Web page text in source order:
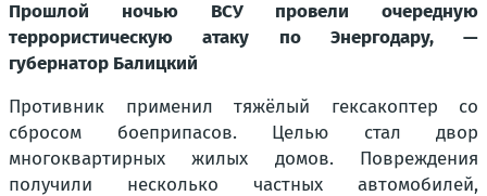
Прошлой ночью ВСУ провели очередную
террористическую атаку по Энергодару, —
губернатор Балицкий
Противник применил тяжёлый гексакоптер со
сбросом боеприпасов. Целью стал двор
многоквартирных жилых домов. Повреждения
получили несколько частных автомобилей,